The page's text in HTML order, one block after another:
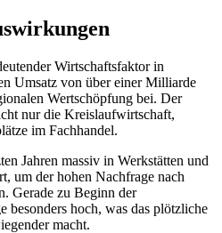
Wirtschaftsfaktor in
Umsatz von über einer Milliarde
Wertschöpfung bei. Der
nur die Kreislaufwirtschaft,
im Fachhandel.
Jahren massiv in Werkstätten und
um der hohen Nachfrage nach
Gerade zu Beginn der
besonders hoch, was das plötzliche
macht.